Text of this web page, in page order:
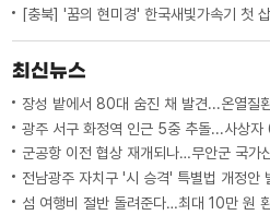
최신뉴스
장성 밭에서 80대 숨진 채 발견...온열질
광주 서구 화정역 인근 5중 추돌...사상자
군공항 이전 협상 재개되나…무안군 국가
전남광주 자치구 '시 승격' 특별법 개정안
섬 여행비 절반 돌려준다…최대 10만 원